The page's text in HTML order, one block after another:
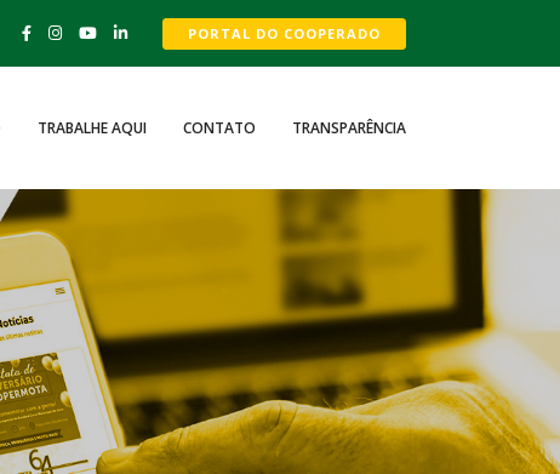
PORTAL DO COOPERADO
TRABALHE AQUI CONTATO TRANSPARÊNCIA